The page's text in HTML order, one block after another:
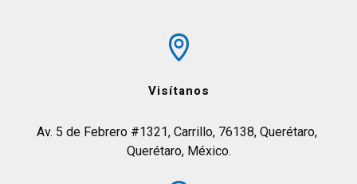
Visítanos
Av. 5 de Febrero #1321, Carrillo, 76138, Querétaro,
Querétaro, México.